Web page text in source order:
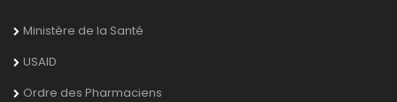
Ministère de la Santé
USAID
Ordre des Pharmaciens